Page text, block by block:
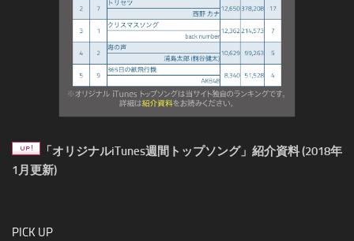
「オリジナルiTunes週間トップソング」紹介資料 (2018年
1月更新)
PICK UP